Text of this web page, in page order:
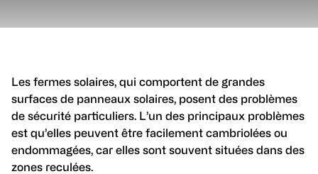
Les fermes solaires, qui comportent de grandes
surfaces de panneaux solaires, posent des problèmes
de sécurité particuliers. L’un des principaux problèmes
est qu’elles peuvent être facilement cambriolées ou
endommagées, car elles sont souvent situées dans des
zones reculées.